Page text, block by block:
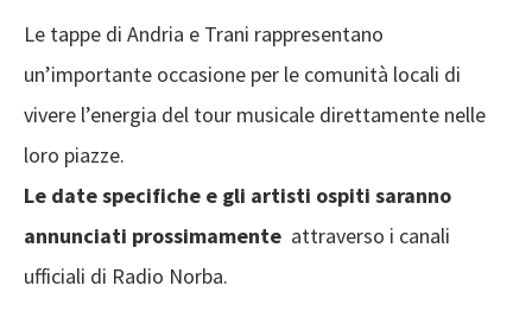
Le tappe di Andria e Trani rappresentano
un’importante occasione per le comunità locali di
vivere l’energia del tour musicale direttamente nelle
loro piazze.
Le date specifiche e gli artisti ospiti saranno
annunciati prossimamente attraverso i canali
ufficiali di Radio Norba.